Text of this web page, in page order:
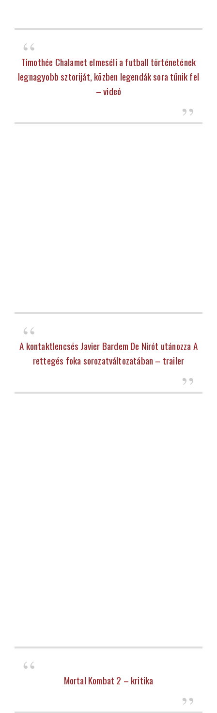
Timothée Chalamet elmeséli a futball történetének
legnagyobb sztoriját, közben legendák sora tűnik fel
– videó
A kontaktlencsés Javier Bardem De Nirót utánozza A
rettegés foka sorozatváltozatában – trailer
Mortal Kombat 2 – kritika